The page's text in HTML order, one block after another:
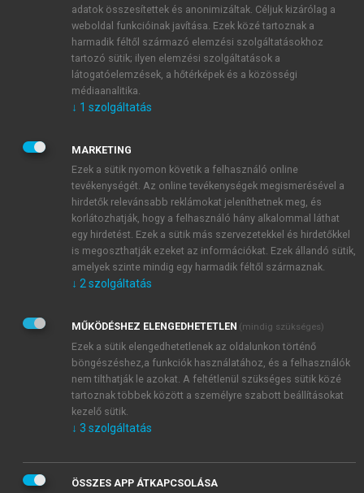
E-MAIL-CÍM
JELSZÓ
JELSZÓ ÚJRA
Kérek értesítést a MeRSZ újdonságairól, akcióiról.
Kérek értesítést az Akadémiai Kiadó Zrt. újdonságairól,
Adatkezelési tájékoztatóbanfoglaltakat tudomásul
veszem és elfogadom.
Általános vásárlási feltételeket, valamint a szotar.netés a
mersz.huoldalak licencszerződéseiben foglaltakat
tudomásul veszem és elfogadom.
KIPRÓBÁLOM
adatok összesítettek és anonimizáltak. Céljuk kizárólag a
weboldal funkcióinak javítása. Ezek közé tartoznak a
harmadik féltől származó elemzési szolgáltatásokhoz
tartozó sütik; ilyen elemzési szolgáltatások a
látogatóelemzések, a hőtérképek és a közösségi
médiaanalitika.
↓ 1 szolgáltatás
MARKETING
Ezek a sütik nyomon követik a felhasználó online
tevékenységét. Az online tevékenységek megismerésével a
hirdetők relevánsabb reklámokat jeleníthetnek meg, és
korlátozhatják, hogy a felhasználó hány alkalommal láthat
egy hirdetést. Ezek a sütik más szervezetekkel és hirdetőkkel
is megoszthatják ezeket az információkat. Ezek állandó sütik,
amelyek szinte mindig egy harmadik féltől származnak.
↓ 2 szolgáltatás
MŰKÖDÉSHEZ ELENGEDHETETLEN (mindig szükséges)
Ezek a sütik elengedhetetlenek az oldalunkon történő
böngészéshez,a funkciók használatához, és a felhasználók
nem tilthatják le azokat. A feltétlenül szükséges sütik közé
tartoznak többek között a személyre szabott beállításokat
kezelő sütik.
↓ 3 szolgáltatás
ÖSSZES APP ÁTKAPCSOLÁSA